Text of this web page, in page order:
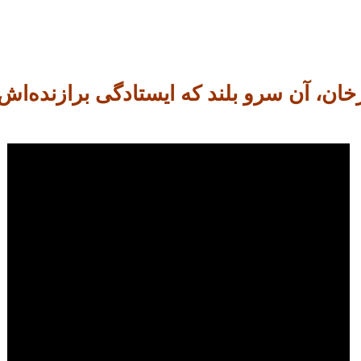
آن سرو بلند که ایستادگی